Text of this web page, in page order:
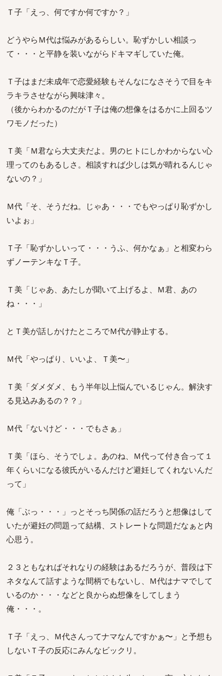
Ｔ子「えっ、何ですか何ですか？」
どうやらＭ代は悩みがあるらしい。恥ずかしい相談っ
て・・・と平静を装いながらドキマギしていた俺。
Ｔ子はまだ未成年で恋愛経験もそんなになさそうで目をキ
ラキラさせながら興味津々。
（後からわかるのだがＴ子は俺の想像をはるかに上回るツ
ワモノだった）
Ｔ美「Ｍ君なら大丈夫だよ。男のヒトにしかわからない心
理ってのもあるしさ。相談すれば少しは気が晴れるんじゃ
ないの？」
Ｍ代「そ、そうだね。じゃあ・・・でもやっぱり恥ずかし
いよぉ」
Ｔ子「恥ずかしいって・・・うふ、何かなぁ」と相変わら
ずノーテンキなＴ子。
Ｔ美「じゃあ、あたしが聞いて上げるよ、Ｍ君、あの
ね・・・」
とＴ美が話しかけたところでＭ代が静止する。
Ｍ代「やっぱり、いいよ、Ｔ美〜」
Ｔ美「ダメダメ、もう半年以上悩んでいるじゃん。解決す
る見込みあるの？？」
Ｍ代「ないけど・・・でもさぁ」
Ｔ美「ほら、そうでしょ。あのね、Ｍ代って付き合って１
年くらいになる彼氏がいるんだけど避妊してくれないんだ
って」
俺「ぶっ・・・」っとそっち関係の話だろうと想像はして
いたが避妊の問題って結構、ストレートな問題だなぁと内
心思う。
２３ともなればそれなりの経験はあるだろうが、普段は下
ネタなんて話すような間柄でもないし、Ｍ代はナマでして
いるのか・・・などと良からぬ想像をしてしまう
俺・・・。
Ｔ子「えっ、Ｍ代さんってナマなんですかぁ〜」と予想も
しないＴ子の反応にみんなビックリ。